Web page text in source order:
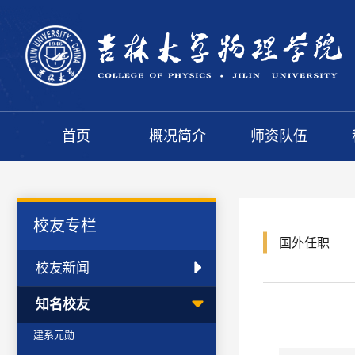
首页 概况简介 师资队伍
校友专栏
校友新闻
知名校友
建系元勋
国外任职